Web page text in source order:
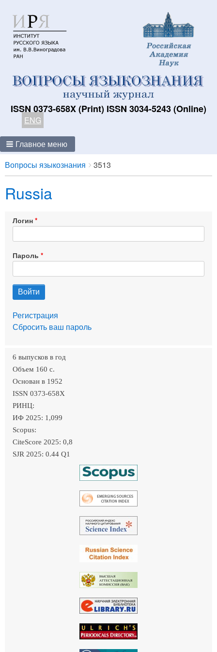
ISSN 0373-658X (Print) ISSN 3034-5243 (Online)
ENG
Главное меню
Breadcrumbs
You
are
here:
Вопросы языкознания 3513
Russia
Логин
Пароль
Регистрация
Сбросить ваш пароль
6 выпусков в год
Объем 160 c.
Основан в 1952
ISSN 0373-658X
РИНЦ:
ИФ 2025: 1,099
Scopus:
CiteScore 2025: 0,8
SJR 2025: 0.44 Q1